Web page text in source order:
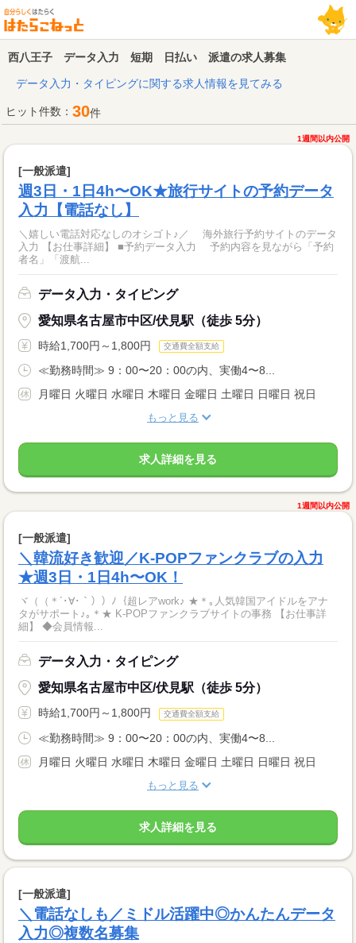
西八王子 データ入力 短期 日払い 派遣の求人募集
データ入力・タイピングに関する求人情報を見てみる
ヒット件数： 30件
1週間以内公開
[一般派遣]
週3日・1日4h〜OK★旅行サイトの予約データ
入力【電話なし】
＼嬉しい電話対応なしのオシゴト♪／ 海外旅行予約サイトのデータ
入力 【お仕事詳細】 ■予約データ入力 予約内容を見ながら「予約
者名」「渡航...
データ入力・タイピング
愛知県名古屋市中区/伏見駅（徒歩 5分）
時給1,700円～1,800円 交通費全額支給
≪勤務時間≫ 9：00〜20：00の内、実働4〜8...
月曜日 火曜日 水曜日 木曜日 金曜日 土曜日 日曜日 祝日
もっと見る
求人詳細を見る
1週間以内公開
[一般派遣]
＼韓流好き歓迎／K-POPファンクラブの入力
★週3日・1日4h〜OK！
ヾ（（＊´･∀･｀））ﾉ｛超レアwork♪ ★＊｡人気韓国アイドルをアナ
タがサポート♪｡＊★ K-POPファンクラブサイトの事務 【お仕事詳
細】 ◆会員情報...
データ入力・タイピング
愛知県名古屋市中区/伏見駅（徒歩 5分）
時給1,700円～1,800円 交通費全額支給
≪勤務時間≫ 9：00〜20：00の内、実働4〜8...
月曜日 火曜日 水曜日 木曜日 金曜日 土曜日 日曜日 祝日
もっと見る
求人詳細を見る
[一般派遣]
＼電話なしも／ミドル活躍中◎かんたんデータ
入力◎複数名募集